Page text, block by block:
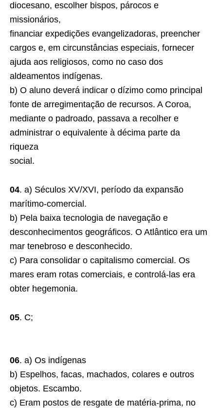
diocesano, escolher bispos, párocos e
missionários,
financiar expedições evangelizadoras, preencher
cargos e, em circunstâncias especiais, fornecer
ajuda aos religiosos, como no caso dos
aldeamentos indígenas.
b) O aluno deverá indicar o dízimo como principal
fonte de arregimentação de recursos. A Coroa,
mediante o padroado, passava a recolher e
administrar o equivalente à décima parte da
riqueza
social.
04. a) Séculos XV/XVI, período da expansão
marítimo-comercial.
b) Pela baixa tecnologia de navegação e
desconhecimentos geográficos. O Atlântico era um
mar tenebroso e desconhecido.
c) Para consolidar o capitalismo comercial. Os
mares eram rotas comerciais, e controlá-las era
obter hegemonia.
05. C;
06. a) Os indígenas
b) Espelhos, facas, machados, colares e outros
objetos. Escambo.
c) Eram postos de resgate de matéria-prima, no